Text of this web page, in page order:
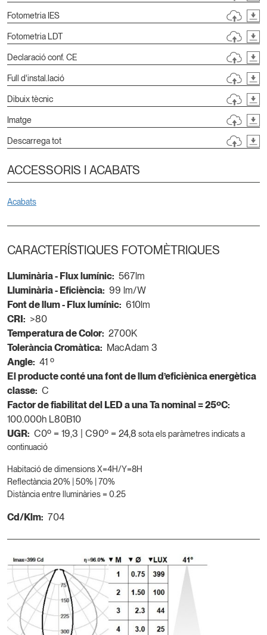
Fotometria IES
Fotometria LDT
Declaració conf. CE
Full d'instal.lació
Dibuix tècnic
Imatge
Descarrega tot
ACCESSORIS I ACABATS
Acabats
CARACTERÍSTIQUES FOTOMÈTRIQUES
Lluminària - Flux lumínic: 567lm
Lluminària - Eficiència: 99 lm/W
Font de llum - Flux lumínic: 610lm
CRI: >80
Temperatura de Color: 2700K
Tolerància Cromàtica: MacAdam 3
Angle: 41 º
El producte conté una font de llum d’eficiènica energètica
classe: C
Factor de fiabilitat del LED a una Ta nominal = 25ºC:
100.000h L80B10
UGR: C0º = 19,3 | C90º = 24,8 sota els paràmetres indicats a
continuació
Habitació de dimensions X=4H/Y=8H
Reflectància 20% | 50% | 70%
Distància entre lluminàries = 0.25
Cd/Klm: 704